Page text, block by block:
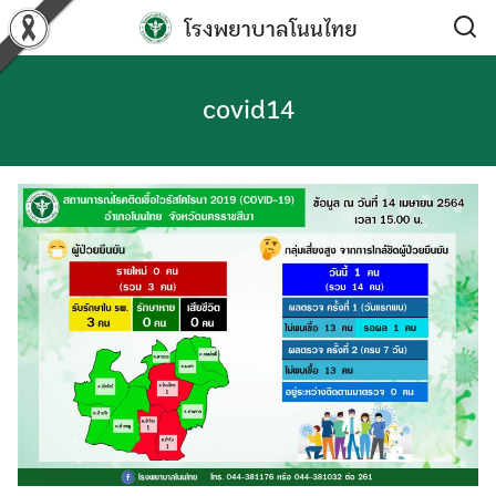
Skip
to
content
โรงพยาบาลโนนไทย
covid14